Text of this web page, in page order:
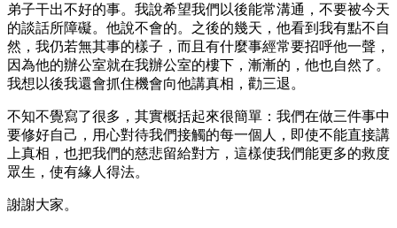
弟子干出不好的事。我說希望我們以後能常溝通，不要被今天
的談話所障礙。他說不會的。之後的幾天，他看到我有點不自
然，我仍若無其事的樣子，而且有什麼事經常要招呼他一聲，
因為他的辦公室就在我辦公室的樓下，漸漸的，他也自然了。
我想以後我還會抓住機會向他講真相，勸三退。
不知不覺寫了很多，其實概括起來很簡單：我們在做三件事中
要修好自己，用心對待我們接觸的每一個人，即使不能直接講
上真相，也把我們的慈悲留給對方，這樣使我們能更多的救度
眾生，使有緣人得法。
謝謝大家。